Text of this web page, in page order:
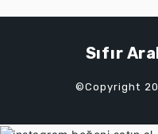
Sıfır
©Copyright